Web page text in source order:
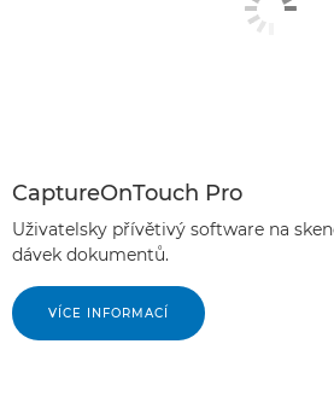
CaptureOnTouch Pro
Uživatelsky přívětivý software na
dávek dokumentů.
VÍCE INFORMACÍ